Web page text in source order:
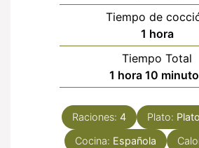
Tiempo de
1 hora
hora
Tiempo Total
1 hora
hora 10
Raciones: 4 Plato:
Cocina: Española